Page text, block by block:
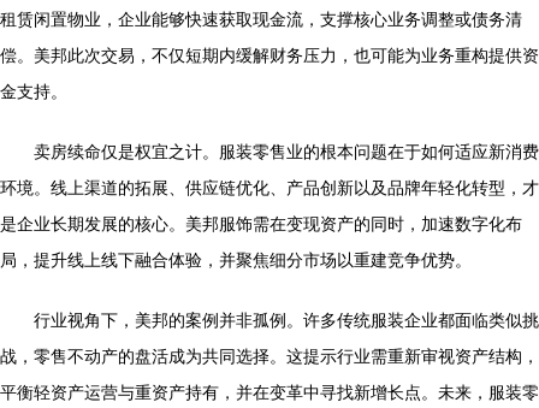
租赁闲置物业，企业能够快速获取现金流，支撑核心业务调整或债务清
偿。美邦此次交易，不仅短期内缓解财务压力，也可能为业务重构提供资
金支持。
卖房续命仅是权宜之计。服装零售业的根本问题在于如何适应新消费
环境。线上渠道的拓展、供应链优化、产品创新以及品牌年轻化转型，才
是企业长期发展的核心。美邦服饰需在变现资产的同时，加速数字化布
局，提升线上线下融合体验，并聚焦细分市场以重建竞争优势。
行业视角下，美邦的案例并非孤例。许多传统服装企业都面临类似挑
战，零售不动产的盘活成为共同选择。这提示行业需重新审视资产结构，
平衡轻资产运营与重资产持有，并在变革中寻找新增长点。未来，服装零